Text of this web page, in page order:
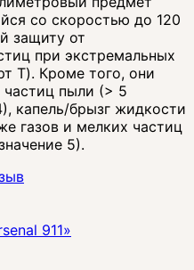
со скоростью до 120
защиту от
при экстремальных
T). Кроме того, они
пыли (> 5
капель/брызг жидкости
газов и мелких частиц
5).